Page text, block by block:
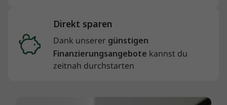
Direkt sparen
Dank unserer günstigen
Finanzierungsangebote kannst du
zeitnah durchstarten